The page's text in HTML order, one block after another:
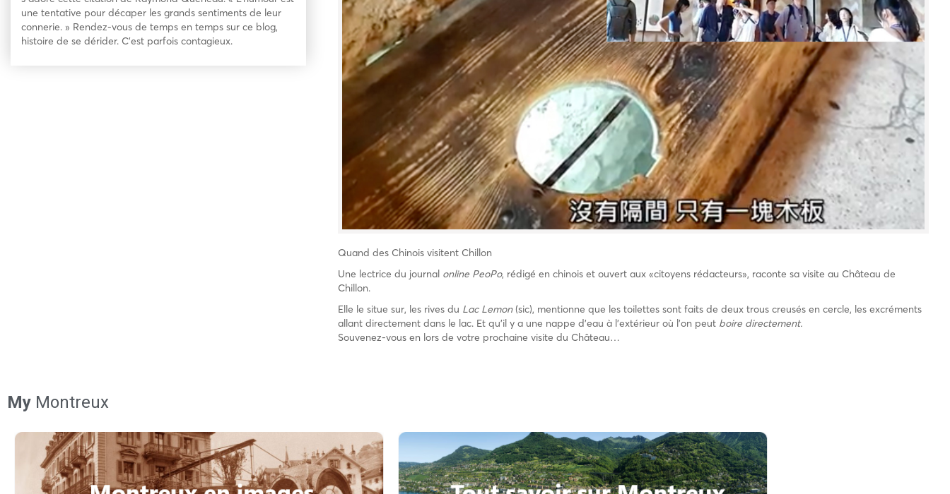
une tentative pour décaper les grands sentiments de leur
connerie. » Rendez-vous de temps en temps sur ce blog,
histoire de se dérider. C’est parfois contagieux.
Quand des Chinois visitent Chillon
Une lectrice du journal online PeoPo, rédigé en chinois et ouvert aux «citoyens rédacteurs», raconte sa visite au Château de
Chillon.
Elle le situe sur, les rives du Lac Lemon(sic), mentionne que les toilettes sont faits de deux trous creusés en cercle, les excréments
allant directement dans le lac. Et qu’il y a une nappe d’eau à l’extérieur où l’on peut boire directement.
Souvenez-vous en lors de votre prochaine visite du Château…
My Montreux